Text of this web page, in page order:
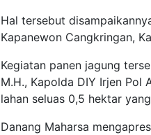
Hal tersebut
Kapanewon Cangkringan,
Kegiatan panen jagung
M.H., Kapolda DIY Irjen Pol
lahan seluas 0,5 hektar
Danang Maharsa